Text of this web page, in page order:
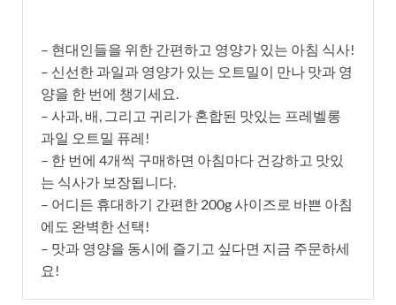
– 현대인들을 위한 간편하고 영양가 있는 아침 식사!
– 신선한 과일과 영양가 있는 오트밀이 만나 맛과 영
양을 한 번에 챙기세요.
– 사과, 배, 그리고 귀리가 혼합된 맛있는 프레벨롱
과일 오트밀 퓨레!
– 한 번에 4개씩 구매하면 아침마다 건강하고 맛있
는 식사가 보장됩니다.
– 어디든 휴대하기 간편한 200g 사이즈로 바쁜 아침
에도 완벽한 선택!
– 맛과 영양을 동시에 즐기고 싶다면 지금 주문하세
요!